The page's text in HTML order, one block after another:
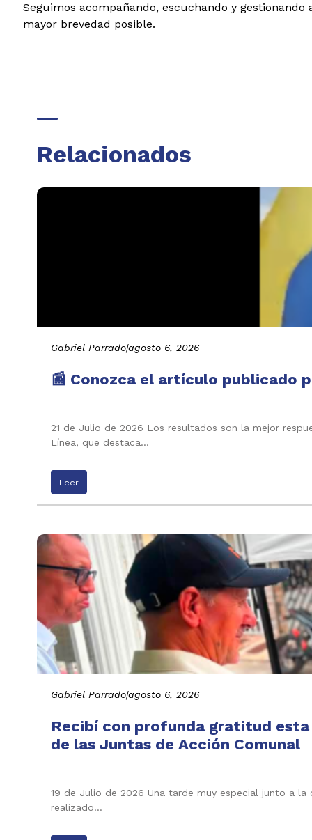
Seguimos acompañando, escuchando y
mayor brevedad posible.
Relacionados
Gabriel Parrado|agosto 6, 2026
📰 Conozca el artículo publicado
21 de Julio de 2026 Los resultados son la mejor
Línea, que destaca…
Leer
Gabriel Parrado|agosto 6, 2026
Recibí con profunda gratitud
de las Juntas de Acción Comunal
19 de Julio de 2026 Una tarde muy especial junto a
realizado…